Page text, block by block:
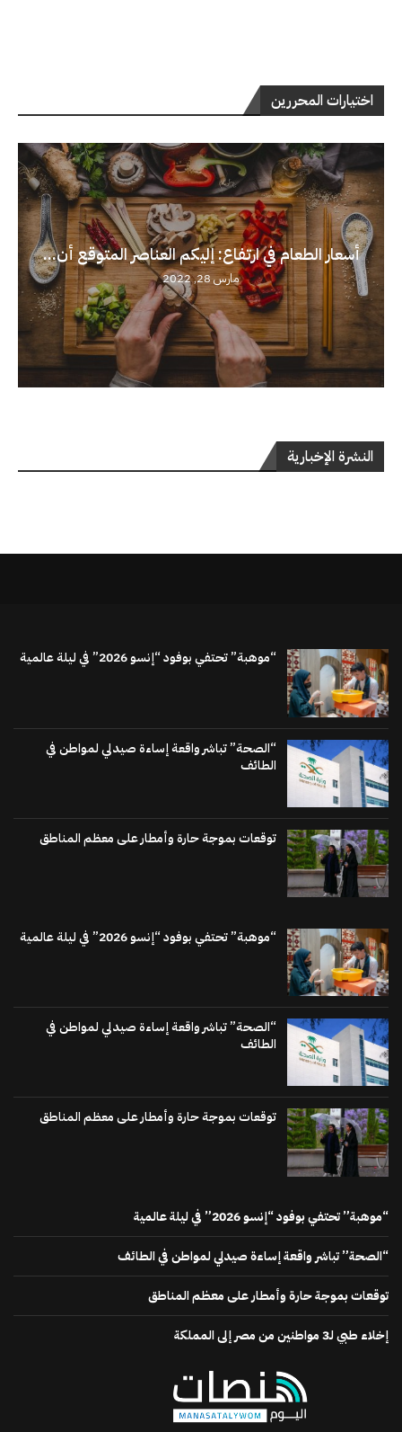
اختيارات المحررين
أسعار الطعام في ارتفاع: إليكم العناصر المتوقع أن...
مارس 28, 2022
النشرة الإخبارية
“موهبة” تحتفي بوفود “إنسو 2026” في ليلة عالمية
“الصحة” تباشر واقعة إساءة صيدلي لمواطن في
الطائف
توقعات بموجة حارة وأمطار على معظم المناطق
“موهبة” تحتفي بوفود “إنسو 2026” في ليلة عالمية
“الصحة” تباشر واقعة إساءة صيدلي لمواطن في
الطائف
توقعات بموجة حارة وأمطار على معظم المناطق
“موهبة” تحتفي بوفود “إنسو 2026” في ليلة عالمية
“الصحة” تباشر واقعة إساءة صيدلي لمواطن في الطائف
توقعات بموجة حارة وأمطار على معظم المناطق
إخلاء طبي لـ3 مواطنين من مصر إلى المملكة